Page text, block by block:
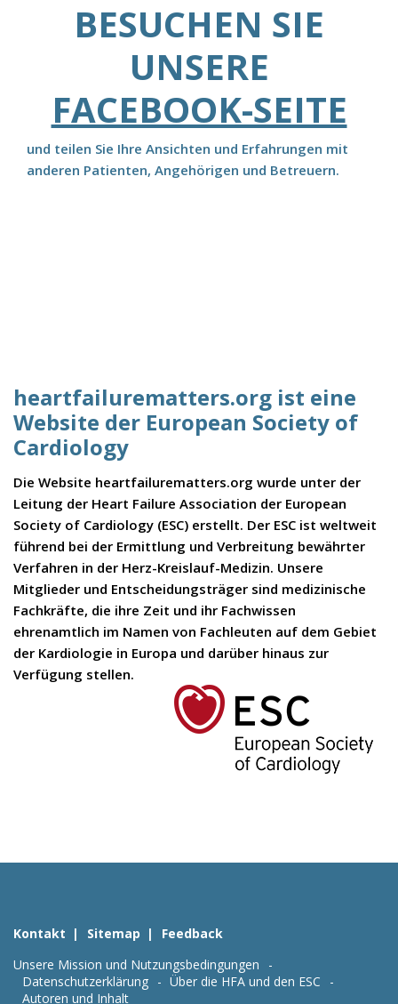
BESUCHEN SIE
UNSERE
FACEBOOK-SEITE
und teilen Sie Ihre Ansichten und Erfahrungen mit
anderen Patienten, Angehörigen und Betreuern.
heartfailurematters.org ist eine
Website der European Society of
Cardiology
Die Website heartfailurematters.org wurde unter der
Leitung der Heart Failure Association der European
Society of Cardiology (ESC) erstellt. Der ESC ist weltweit
führend bei der Ermittlung und Verbreitung bewährter
Verfahren in der Herz-Kreislauf-Medizin. Unsere
Mitglieder und Entscheidungsträger sind medizinische
Fachkräfte, die ihre Zeit und ihr Fachwissen
ehrenamtlich im Namen von Fachleuten auf dem Gebiet
der Kardiologie in Europa und darüber hinaus zur
Verfügung stellen.
Kontakt Sitemap
Feedback
Unsere Mission und Nutzungsbedingungen
Datenschutzerklärung
Über die HFA und den ESC
Autoren und Inhalt